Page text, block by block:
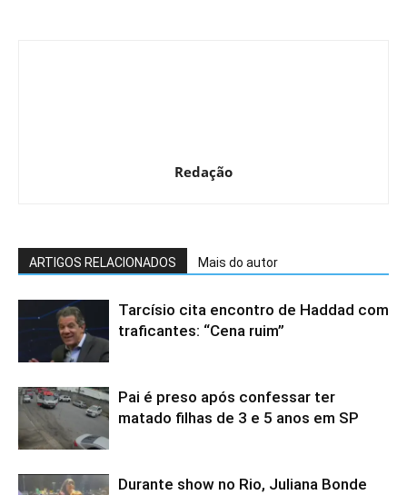
Redação
ARTIGOS RELACIONADOS Mais do autor
Tarcísio cita encontro de Haddad com
traficantes: “Cena ruim”
Pai é preso após confessar ter
matado filhas de 3 e 5 anos em SP
Durante show no Rio, Juliana Bonde